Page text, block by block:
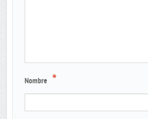
Nombre *